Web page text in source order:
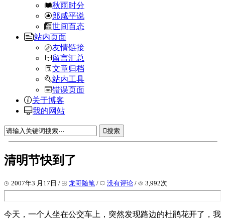
秋雨时分
郎咸平说
世间百态
站内页面
友情链接
留言汇总
文章归档
站内工具
错误页面
关于博客
我的网站
搜索
清明节快到了
2007年3 月17日 / 龙哥随笔 / 没有评论 / 3,992次
今天，一个人坐在公交车上，突然发现路边的杜鹃花开了，我